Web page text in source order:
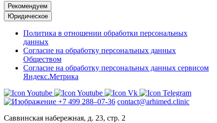
Рекомендуем
Юридическое
Политика в отношении обработки персональных
данных
Согласие на обработку персональных данных
Обществом
Согласие на обработку персональных данных сервисом
Яндекс.Метрика
+7 499 288–07-36 contact@arhimed.clinic
Саввинская набережная, д. 23, стр. 2